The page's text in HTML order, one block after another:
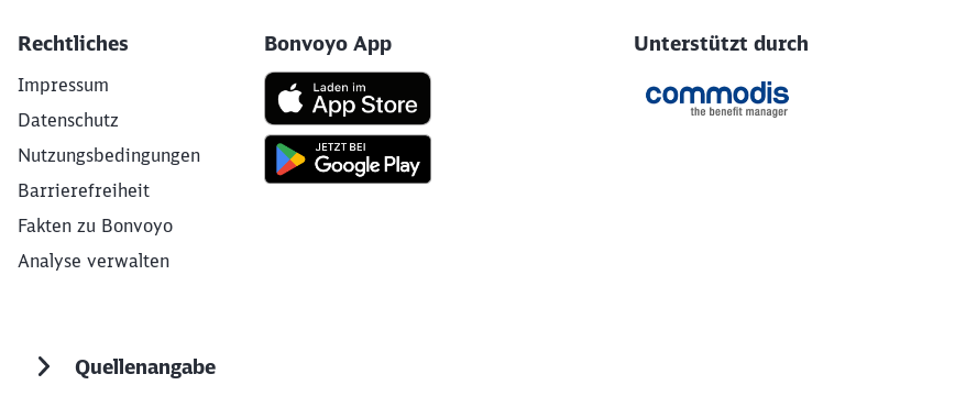
Rechtliches
Impressum
Datenschutz
Nutzungsbedingungen
Barrierefreiheit
Fakten zu Bonvoyo
Analyse verwalten
Bonvoyo App Unterstützt durch
Quellenangabe